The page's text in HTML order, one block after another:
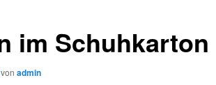
im Schuhkarton
von admin